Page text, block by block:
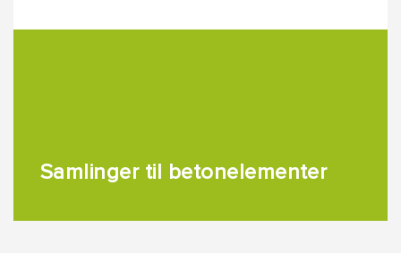
Samlinger til betonelementer